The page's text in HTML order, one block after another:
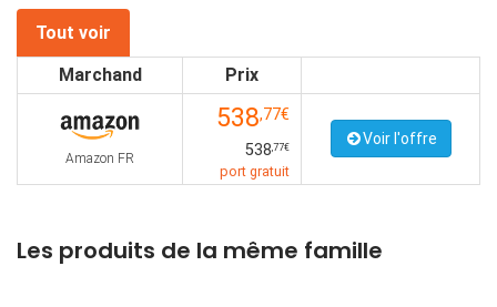
Tout voir
Marchand
Prix
Amazon FR
538,77€
538,77€
port gratuit
Voir l'offre
Les produits de la même famille